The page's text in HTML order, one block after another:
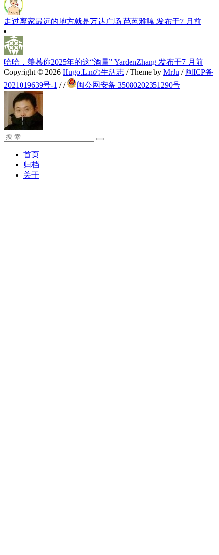
走过离家最远的地方就是万达广场 芭芭雅嘎 发布于7 月前
哈哈，羡慕你2025年的这“酒量” YardenZhang 发布于7 月前
Copyright © 2026 Hugo.Linの生活志 / Theme by MrJu / 闽ICP备
2021019639号-1 // 闽公网安备 35080202351290号
搜
搜
首页
归档
关于